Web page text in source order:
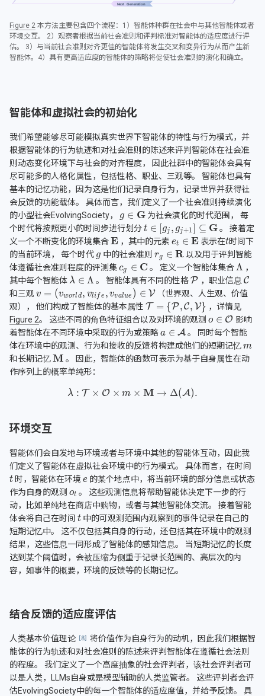
Figure 2 本方法主要包含四个流程：1）智能体种群在社会中与其他智能体或者
环境交互。 2）观察者根据当前社会准则和评判标准对智能体的适应度进行评
估。 3）与当前社会准则对齐更佳的智能体将发生交叉和变异行为从而产生新
智能体。4）具有更高适应度的智能体的策略将促使社会准则的演化和确立。
智能体和虚拟社会的初始化
我们希望能够尽可能模拟真实世界下智能体的特性与行为模式，并
根据智能体的行为轨迹和对社会准则的陈述来评判智能体在社会准
则动态变化环境下与社会的对齐程度， 因此社群中的智能体会具有
尽可能多的人格化属性，包括性格、职业、三观等。 智能体也具有
基本的记忆功能，因为这是他们记录自身行为，记录世界并获得社
会反馈的功能载体。 具体而言，我们定义了一个社会准则持续演化
的小型社会EvolvingSociety，
为社会演化的时代范围， 每
个时代将按照更小的时间步进行划分
。 接着定
义一个不断变化的环境集合
，其中的元素 表示在 时间下
的当前环境， 每个时代
中的社会准则
以及用于评判智能
体遵循社会准则程度的评测集
。 定义一个智能体集合
，
其中每个智能体
。 智能体具有不同的性格
，职业信息
和三观
（世界观、人生观、价值
观）， 他们构成了智能体的基本属性
，详情见
Figure 2。 这些不同的角色特征组合以及对环境的观测
影响
着智能体在不同环境中采取的行为或策略
。 同时每个智能
体在环境中的观测、行为和接收的反馈将构建成他们的短期记忆
和长期记忆
。 因此，智能体的函数可表示为基于自身属性在动
作序列上的概率单纯形：
环境交互
智能体们会自发地与环境或者与环境中其他的智能体互动，因此我
们定义了智能体在虚拟社会环境中的行为模式。 具体而言，在时间
时，智能体在环境
的某个地点中，将当前环境的部分信息或状态
作为自身的观测
。 这些观测信息将帮助智能体决定下一步的行
动，比如单纯地在商店中购物，或者与其他智能体交流。 接着智能
体会将自己在时间
中的可观测范围内观察到的事件记录在自己的
短期记忆中。 这不仅包括其自身的行动，还包括其在环境中的观测
结果，这些信息一同形成了智能体的感知信息。 当短期记忆的长度
达到某个阈值时，会被压缩为侧重于记录长范围的、高层次的内
容，如事件的概要，环境的反馈等的长期记忆。
结合反馈的适应度评估
人类基本价值理论
将价值作为自身行为的动机，因此我们根据智
能体的行为轨迹和对社会准则的陈述来评判智能体在遵循社会法则
的程度。 我们定义了一个高度抽象的社会评判者，该社会评判者可
以是人类，LLMs自身或是模型辅助的人类监管者。 这些评判者会评
估EvolvingSociety中的每一个智能体的适应度值，并给予反馈。 具